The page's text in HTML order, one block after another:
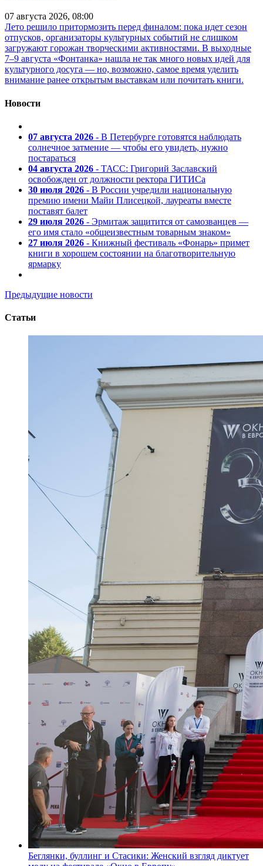
07 августа 2026, 08:00
Лето решило притормозить перед финалом: пока идет сезон
отпусков, организаторы культурных событий не слишком
загружают горожан творческими активностями. В выходные
7–9 августа «Фонтанка» нашла не так много новых идей для
культурного досуга — но, возможно, самое время уделить
внимание ранее открытым выставкам или почитать книги.
Новости
07 августа 2026 - В Петербурге готовятся наблюдать
солнечное затмение — чтобы его увидеть, нужно
постараться
04 августа 2026 - ТАСС: Григорий Заславский
освобожден от должности ректора ГИТИСа
30 июля 2026 - В России учредили национальную
премию имени Майи Плисецкой, лауреаты вместе
поставят балет
29 июля 2026 - Эрмитаж защитится от самозванцев —
его имя стало «общеизвестным товарным знаком»
27 июля 2026 - Книжный фестиваль «Фонарь» примет
книги в хорошем состоянии на благотворительную
ярмарку
Предыдущие новости
Статьи
Беглянки, буллинг и Стасики: Женский взгляд диктует